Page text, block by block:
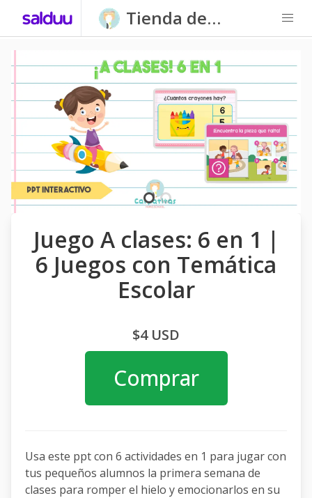
Tienda de
Carpatitas
Homeschool
Juego A clases: 6 en 1 |
6 Juegos con Temática
Escolar
$4 USD
Comprar
Usa este ppt con 6 actividades en 1 para jugar con
tus pequeños alumnos la primera semana de
clases para romper el hielo y emocionarlos en su